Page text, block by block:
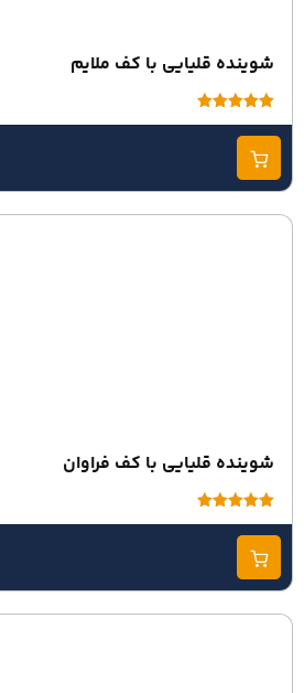
شوینده قلیایی با کف ملایم
امتیاز5.00
از 5
شوینده قلیایی با کف فراوان
امتیاز5.00
از 5